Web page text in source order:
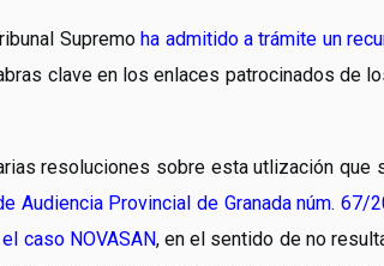
Supremoha admitido a trámite un
clave en los enlaces patrocinados de
resoluciones sobre esta utlización que
Audiencia Provincial de Granada núm. 67/
caso NOVASAN, en el sentido de no